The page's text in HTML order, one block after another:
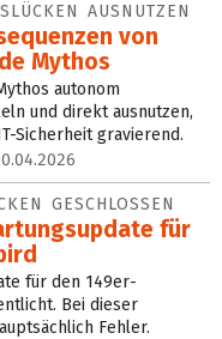
AUSNUTZEN
von
Mythos
autonom
und direkt ausnutzen,
Sicherheit gravierend.
GESCHLOSSEN
für
für den 149er-
Bei dieser
Fehler.